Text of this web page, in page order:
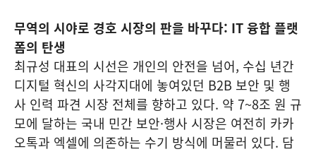
무역의 시야로 경호 시장의 판을 바꾸다: IT 융합 플랫
폼의 탄생
최규성 대표의 시선은 개인의 안전을 넘어, 수십 년간
디지털 혁신의 사각지대에 놓여있던 B2B 보안 및 행
사 인력 파견 시장 전체를 향하고 있다. 약 7~8조 원 규
모에 달하는 국내 민간 보안·행사 시장은 여전히 카카
오톡과 엑셀에 의존하는 수기 방식에 머물러 있다. 담